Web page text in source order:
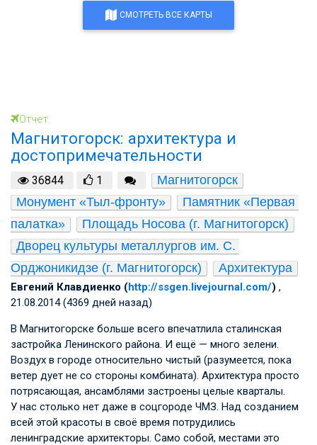
СМОТРЕТЬ ВСЕ КАРТЫ
Отчет
Магнитогорск: архитектура и
достопримечательности
36844 1
Магнитогорск
Монумент «Тыл-фронту»
Памятник «Первая
палатка»
Площадь Носова (г. Магнитогорск)
Дворец культуры металлургов им. С.
Орджоникидзе (г. Магнитогорск)
Архитектура
Евгений Клавдиенко (http://ssgen.livejournal.com/) ,
21.08.2014 (4369 дней назад)
В Магнитогорске больше всего впечатлила сталинская
застройка Ленинского района. И ещё — много зелени.
Воздух в городе относительно чистый (разумеется, пока
ветер дует не со стороны комбината). Архитектура просто
потрясающая, ансамблями застроены целые кварталы.
У нас столько нет даже в соцгороде ЧМЗ. Над созданием
всей этой красоты в своё время потрудились
ленинградские архитекторы. Само собой, местами это